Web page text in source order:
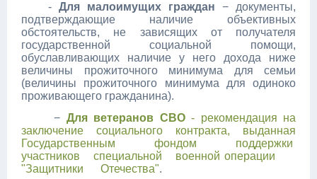
- Для малоимущих граждан − документы,
подтверждающие наличие объективных
обстоятельств, не зависящих от получателя
государственной социальной помощи,
обуславливающих наличие у него дохода ниже
величины прожиточного минимума для семьи
(величины прожиточного минимума для одиноко
проживающего гражданина).
− Для ветеранов СВО- рекомендация на
заключение социального контракта,
выданная
Государственным фондом поддержки
участников специальной военной операции
"Защитники Отечества".